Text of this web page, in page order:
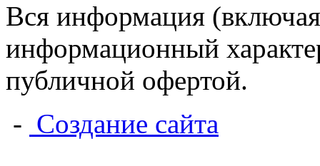
Вся информация
информационный
публичной офертой.
- Создание сайта